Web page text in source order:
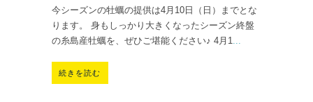
今シーズンの牡蠣の提供は4月10日（日）までとな
ります。 身もしっかり大きくなったシーズン終盤
の糸島産牡蠣を、ぜひご堪能ください♪ 4月1...
続きを読む